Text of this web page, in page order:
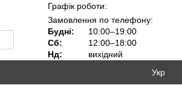
Графік роботи:
Замовлення по телефону:
Будні:
10:00–19:00
Сб:
12:00–18:00
Нд:
вихідний
Укр